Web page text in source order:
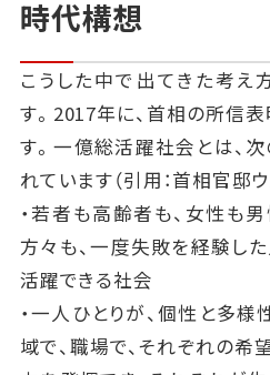
時代構想
こうした中で出てきた考え
す。2017年に、首相の所信
す。一億総活躍社会とは、
れています（引用：首相官邸ウ
・若者も高齢者も、女性も
方々も、一度失敗を経験し
活躍できる社会
・一人ひとりが、個性と多様
域で、職場で、それぞれの希